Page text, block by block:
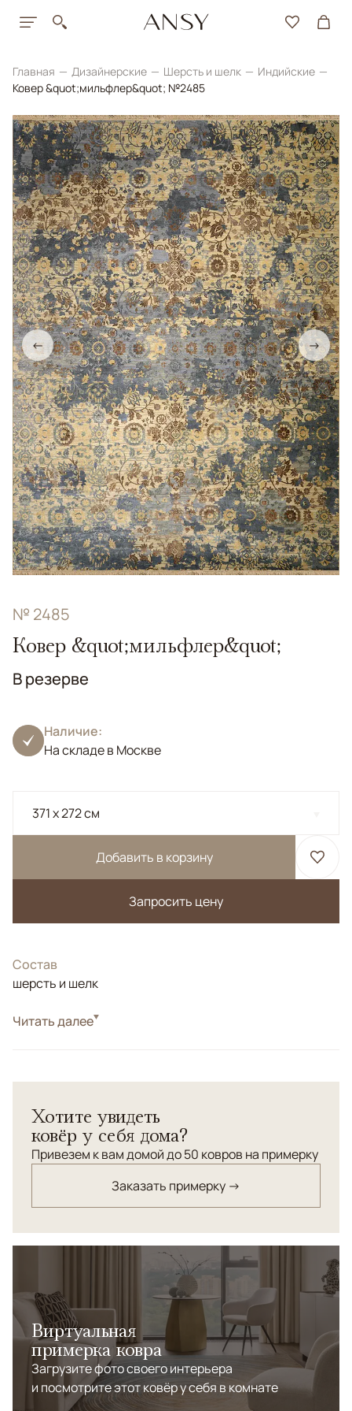
Главная Дизайнерские Шерсть и шелк
Индийские
Ковер &quot;мильфлер&quot; №2485
← →
№ 2485
Ковер &quot;мильфлер&quot;
В резерве
Наличие:
На складе в Москве
371 x 272 см
Добавить в корзину
Запросить цену
Состав
шерсть и шелк
СтильДизайнерские
шелка имеет разноуровневую стрижку ворса. В
стертого рисунка и неоднородного окраса.
Читать далее
Хотите увидеть
ковёр у себя дома?
Привезем к вам домой до 50 ковров на примерку
Заказать примерку →
Виртуальная
примерка ковра
Загрузите фото своего интерьера
и посмотрите этот ковёр у себя в комнате